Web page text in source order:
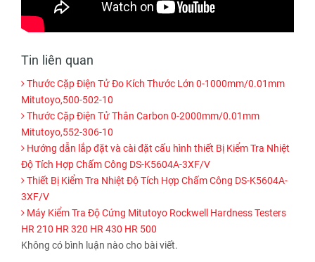
Tin liên quan
Thước Cặp Điện Tử Đo Kích Thước Lớn 0-1000mm/0.01mm
Mitutoyo,500-502-10
Thước Cặp Điện Tử Thân Carbon 0-2000mm/0.01mm
Mitutoyo,552-306-10
Hướng dẫn lắp đặt và cài đặt cấu hình thiết Bị Kiểm Tra Nhiệt
Độ Tích Hợp Chấm Công DS-K5604A-3XF/V
Thiết Bị Kiểm Tra Nhiệt Độ Tích Hợp Chấm Công DS-K5604A-
3XF/V
Máy Kiểm Tra Độ Cứng Mitutoyo Rockwell Hardness Testers
HR 210 HR 320 HR 430 HR 500
Không có bình luận nào cho bài viết.